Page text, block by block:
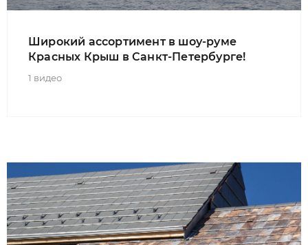
Широкий ассортимент в шоу-руме
Красных Крыш в Санкт-Петербурге!
1 видео